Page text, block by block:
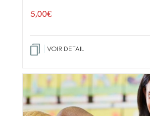
5,00€
VOIR DETAIL